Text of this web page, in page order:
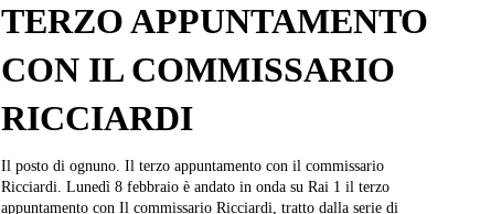
TERZO APPUNTAMENTO
CON IL COMMISSARIO
RICCIARDI
Il posto di ognuno. Il terzo appuntamento con il commissario
Ricciardi. Lunedì 8 febbraio è andato in onda su Rai 1 il terzo
appuntamento con Il commissario Ricciardi, tratto dalla serie di